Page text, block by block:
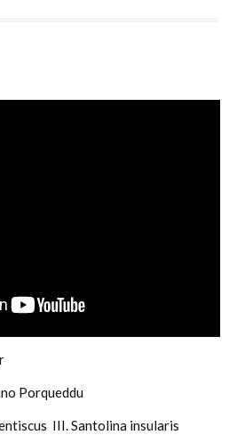
Porqueddu
III. Santolina insularis